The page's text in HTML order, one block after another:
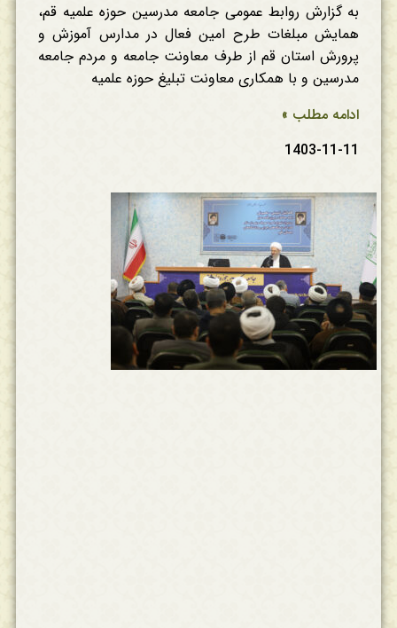
به گزارش روابط عمومی جامعه مدرسین حوزه علمیه قم،
همایش مبلغات طرح امین فعال در مدارس آموزش و
پرورش استان قم از طرف معاونت جامعه و مردم جامعه
مدرسین و با همکاری معاونت تبلیغ حوزه علمیه
ادامه مطلب »
1403-11-11